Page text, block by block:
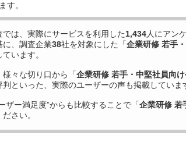
す。
は、実際にサービスを利用した1,434人にアン
に、調査企業38社を対象にした「企業研修 若手
います。
々な切り口から「企業研修 若手・中堅社員向
といった、実際のユーザーの声も掲載していま
ザー満足度”からも比較することで「企業研修 若
さい。